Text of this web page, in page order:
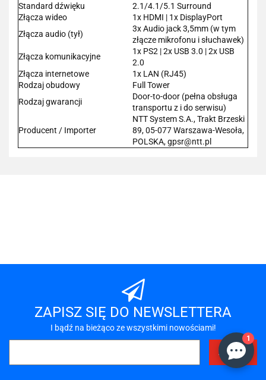
Standard dźwięku
2.1/4.1/5.1 Surround
Złącza wideo
1x HDMI | 1x DisplayPort
Złącza audio (tył)
3x Audio jack 3,5mm (w tym
złącze mikrofonu i słuchawek)
Złącza komunikacyjne
1x PS2 | 2x USB 3.0 | 2x USB
2.0
Złącza internetowe
1x LAN (RJ45)
Rodzaj obudowy
Full Tower
Rodzaj gwarancji
Door-to-door (pełna obsługa
transportu z i do serwisu)
Producent / Importer
NTT System S.A., Trakt Brzeski
89, 05-077 Warszawa-Wesoła,
POLSKA, gpsr@ntt.pl
A-LAN
ZAPISZ SIĘ DO NEWSLETTERA
I bądź na bieżąco ze wszystkimi nowościami!
1